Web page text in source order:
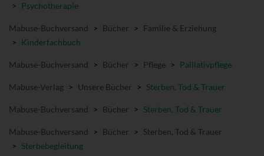
> Psychotherapie
Mabuse-Buchversand > Bücher > Familie & Erziehung
> Kinderfachbuch
Mabuse-Buchversand > Bücher > Pflege > Palliativpflege
Mabuse-Verlag > Unsere Bücher > Sterben, Tod & Trauer
Mabuse-Buchversand > Bücher > Sterben, Tod & Trauer
Mabuse-Buchversand > Bücher > Sterben, Tod & Trauer
> Sterbebegleitung